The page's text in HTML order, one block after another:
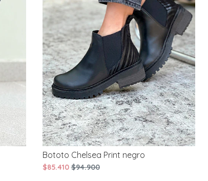
Bototo Chelsea Print negro
$85.410 $94.900